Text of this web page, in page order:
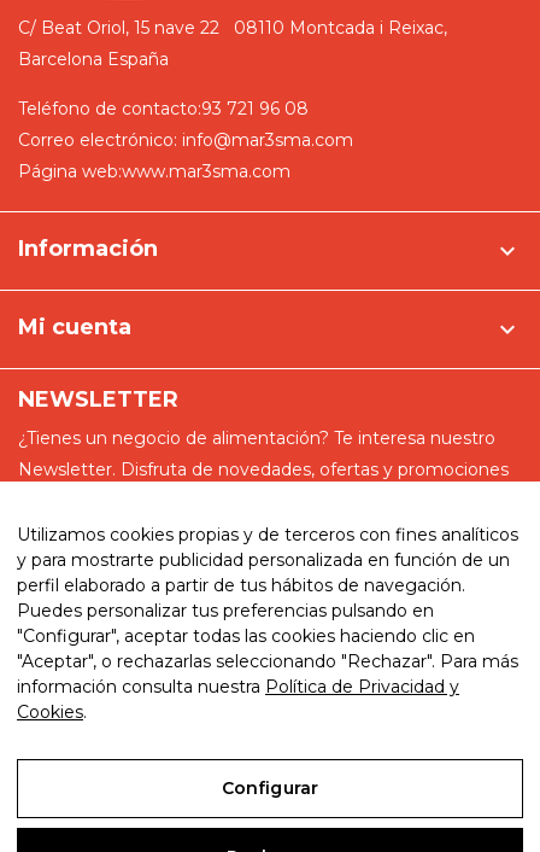
C/ Beat Oriol, 15 nave 22
08110 Montcada i Reixac,
Barcelona España
Teléfono de contacto:93 721 96 08
Correo electrónico: info@mar3sma.com
Página web:www.mar3sma.com
Información 
Mi cuenta 
NEWSLETTER
¿Tienes un negocio de alimentación? Te interesa nuestro
Newsletter. Disfruta de novedades, ofertas y promociones
He leído y acepto la política de privacidad
© 2026. My website. By eComm360
Utilizamos cookies propias y de terceros con fines analíticos
y para mostrarte publicidad personalizada en función de un
perfil elaborado a partir de tus hábitos de navegación.
Puedes personalizar tus preferencias pulsando en
"Configurar", aceptar todas las cookies haciendo clic en
"Aceptar", o rechazarlas seleccionando "Rechazar". Para más
información consulta nuestra Política de Privacidad y
Cookies.
Configurar
Aviso Legal